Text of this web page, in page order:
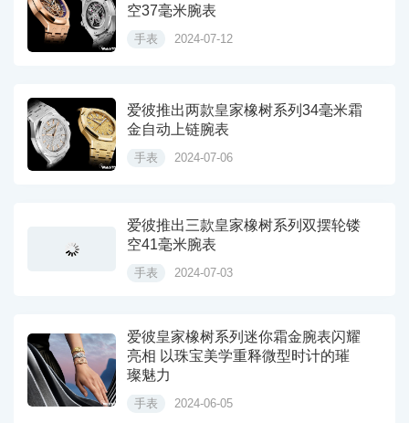
空37毫米腕表
手表 2024-07-12
爱彼推出两款皇家橡树系列34毫米霜
金自动上链腕表
手表 2024-07-06
爱彼推出三款皇家橡树系列双摆轮镂
空41毫米腕表
手表 2024-07-03
爱彼皇家橡树系列迷你霜金腕表闪耀
亮相 以珠宝美学重释微型时计的璀
璨魅力
手表 2024-06-05